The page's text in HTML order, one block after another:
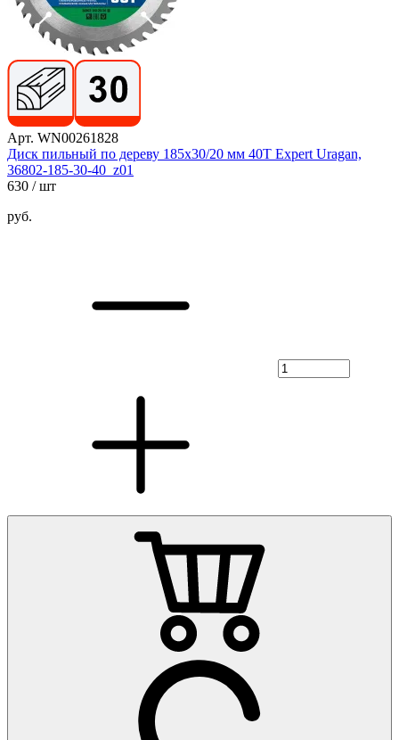
Арт. WN00261828
Диск пильный по дереву 185х30/20 мм 40Т Expert Uragan,
36802-185-30-40_z01
630 / шт
руб.